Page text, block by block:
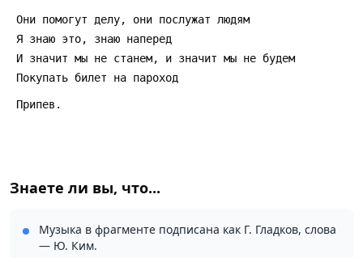
Они помогут делу, они послужат людям
Я знаю это, знаю наперед
И значит мы не станем, и значит мы не будем
Покупать билет на пароход
Припев.
Знаете ли вы, что...
Музыка в фрагменте подписана как Г. Гладков, слова
— Ю. Ким.